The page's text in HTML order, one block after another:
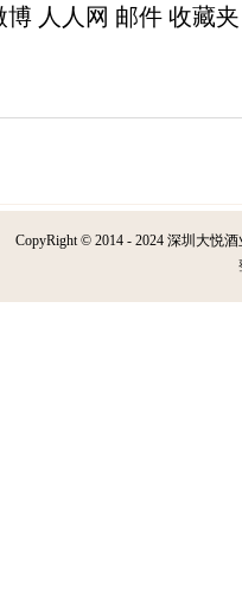
博 人人网 邮件 收藏夹
CopyRight © 2014 - 2024 深圳大悦